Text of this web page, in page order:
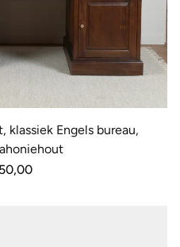
klassiek Engels bureau,